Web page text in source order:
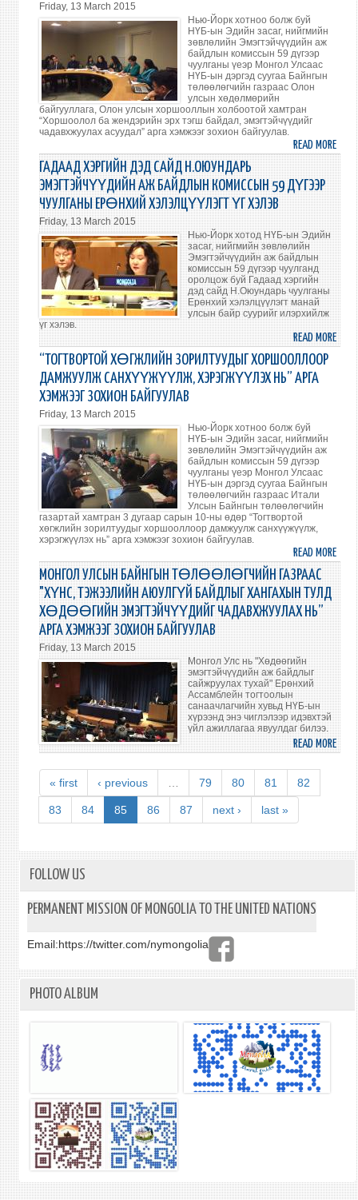
НҮБ-
ЭСАГ-
Friday, 13 March 2015
Нью-Йорк хотноо болж буй
НҮБ-ын Эдийн засаг, нийгмийн
зөвлөлийн Эмэгтэйчүүдийн аж
байдлын комиссын 59 дүгээр
чуулганы үеэр Монгол Улсаас
НҮБ-ын дэргэд суугаа Байнгын
төлөөлөгчийн газраас Олон
улсын хөдөлмөрийн
байгууллага, Олон улсын хоршооллын холбоотой хамтран
“Хоршоолол ба жендэрийн эрх тэгш байдал, эмэгтэйчүүдийг
чадавхжуулах асуудал” арга хэмжээг зохион байгуулав.
READ MORE
БА
ЭРХ
ТЭГШ
ГАДААД ХЭРГИЙН ДЭД САЙД Н.ОЮУНДАРЬ
ЭМЭГТЭЙЧҮҮДИЙН АЖ БАЙДЛЫН КОМИССЫН 59 ДҮГЭЭР
ЧУУЛГАНЫ ЕРӨНХИЙ ХЭЛЭЛЦҮҮЛЭГТ ҮГ ХЭЛЭВ
Friday, 13 March 2015
Нью-Йорк хотод НҮБ-ын Эдийн
засаг, нийгмийн зөвлөлийн
Эмэгтэйчүүдийн аж байдлын
комиссын 59 дүгээр чуулганд
оролцож буй Гадаад хэргийн
дэд сайд Н.Оюундарь чуулганы
Ерөнхий хэлэлцүүлэгт манай
улсын байр суурийг илэрхийлж
үг хэлэв.
READ MORE
ҮГ
“ТОГТВОРТОЙ ХӨГЖЛИЙН ЗОРИЛТУУДЫГ ХОРШООЛЛООР
ДАМЖУУЛЖ САНХҮҮЖҮҮЛЖ, ХЭРЭГЖҮҮЛЭХ НЬ” АРГА
ХЭМЖЭЭГ ЗОХИОН БАЙГУУЛАВ
Friday, 13 March 2015
Нью-Йорк хотноо болж буй
НҮБ-ын Эдийн засаг, нийгмийн
зөвлөлийн Эмэгтэйчүүдийн аж
байдлын комиссын 59 дүгээр
чуулганы үеэр Монгол Улсаас
НҮБ-ын дэргэд суугаа Байнгын
төлөөлөгчийн газраас Итали
Улсын Байнгын төлөөлөгчийн
газартай хамтран 3 дугаар сарын 10-ны өдөр “Тогтвортой
хөгжлийн зорилтуудыг хоршооллоор дамжуулж санхүүжүүлж,
хэрэгжүүлэх нь” арга хэмжээг зохион байгуулав.
READ MORE
НЬ”
АРГА
МОНГОЛ УЛСЫН БАЙНГЫН ТӨЛӨӨЛӨГЧИЙН ГАЗРААС
"ХҮНС, ТЭЖЭЭЛИЙН АЮУЛГҮЙ БАЙДЛЫГ ХАНГАХЫН ТУЛД
ХӨДӨӨГИЙН ЭМЭГТЭЙЧҮҮДИЙГ ЧАДАВХЖУУЛАХ НЬ”
АРГА ХЭМЖЭЭГ ЗОХИОН БАЙГУУЛАВ
Friday, 13 March 2015
Монгол Улс нь "Хөдөөгийн
эмэгтэйчүүдийн аж байдлыг
сайжруулах тухай" Ерөнхий
Ассамблейн тогтоолын
санаачлагчийн хувьд НҮБ-ын
хүрээнд энэ чиглэлээр идэвхтэй
үйл ажиллагаа явуулдаг билээ.
READ MORE
« first ‹ previous 79 80 81 82
83 84 85 86 87 next › last »
FOLLOW US
PERMANENT MISSION OF MONGOLIA TO THE UNITED NATIONS
Email:https://twitter.com/nymongolia
PHOTO ALBUM